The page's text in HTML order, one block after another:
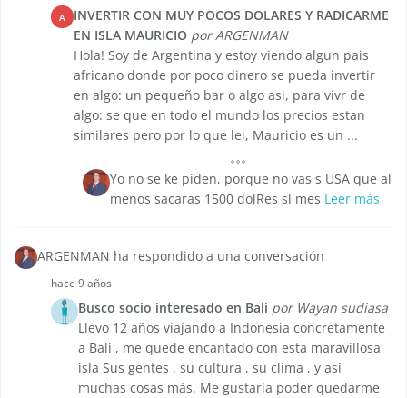
A
INVERTIR CON MUY POCOS DOLARES Y RADICARME
EN ISLA MAURICIO por ARGENMAN
Hola! Soy de Argentina y estoy viendo algun pais
africano donde por poco dinero se pueda invertir
en algo: un pequeño bar o algo asi, para vivr de
algo: se que en todo el mundo los precios estan
similares pero por lo que lei, Mauricio es un ...
Yo no se ke piden, porque no vas s USA que al
menos sacaras 1500 dolRes sl mes Leer más
ARGENMAN ha respondido a una conversación
hace 9 años
Busco socio interesado en Bali por Wayan sudiasa
Llevo 12 años viajando a Indonesia concretamente
a Bali , me quede encantado con esta maravillosa
isla Sus gentes , su cultura , su clima , y así
muchas cosas más. Me gustaría poder quedarme